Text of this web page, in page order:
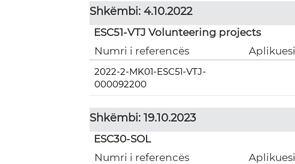
Shkëmbi: 4.10.2022
ESC51-VTJ Volunteering projects
Numri i referencës
Aplikuesi
2022-2-MK01-ESC51-VTJ-
000092200
Shkëmbi: 19.10.2023
ESC30-SOL
Numri i referencës
Aplikuesi